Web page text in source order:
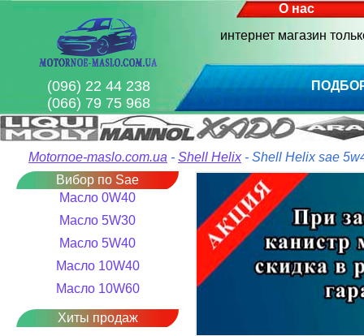
О нас
интернет магазин
(096) 22 44 238
(066) 79 75 968
Motornoe-maslo.com.ua - Shell Helix- Shell Helix sae
Вибор по Sae
Масло 0W40
Масло 5W30
Масло 5W40
Масло 10W40
Масло 10W60
Хиты продаж